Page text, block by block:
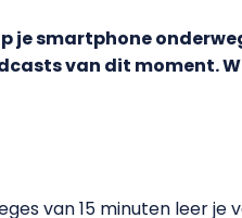
je smartphone
van dit moment.
van 15 minuten leer je